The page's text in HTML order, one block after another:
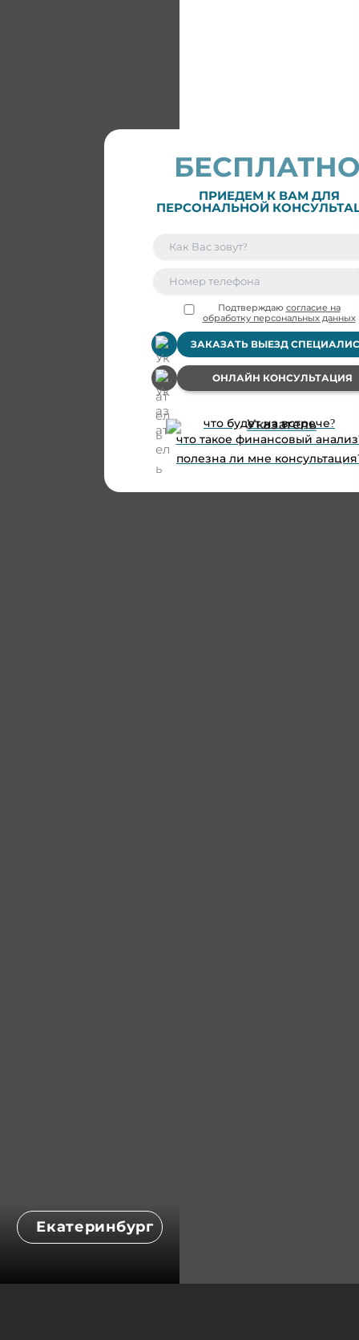
Екатеринбург
ПРИЕДЕМ К ВАМ ДЛЯ
ПЕРСОНАЛЬНОЙ
Подтверждаю согласие на
обработку персональных данных
ЗАКАЗАТЬ ВЫЕЗД
ОНЛАЙН КОНСУЛЬТАЦИЯ
что будет на встрече?
что такое финансовый
полезна ли мне